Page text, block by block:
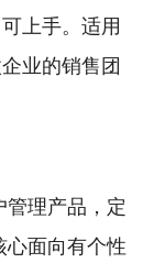
上手。适用
业的销售团
理产品，定
心面向有个性